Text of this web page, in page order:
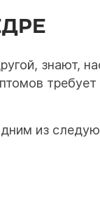
знают,
из